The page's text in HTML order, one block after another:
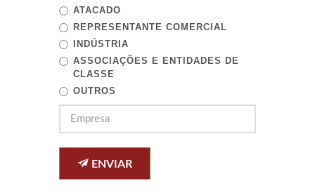
ATACADO
REPRESENTANTE COMERCIAL
INDÚSTRIA
ASSOCIAÇÕES E ENTIDADES DE
CLASSE
OUTROS
ENVIAR